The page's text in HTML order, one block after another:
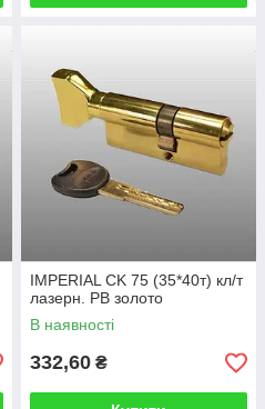
IMPERIAL CK 75 (35*40т) кл/т
лазерн. PB золото
В наявності
332,60 ₴